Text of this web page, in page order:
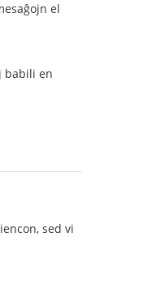
el
babili en
sed vi